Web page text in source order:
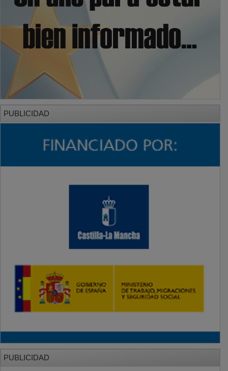
PUBLICIDAD
PUBLICIDAD